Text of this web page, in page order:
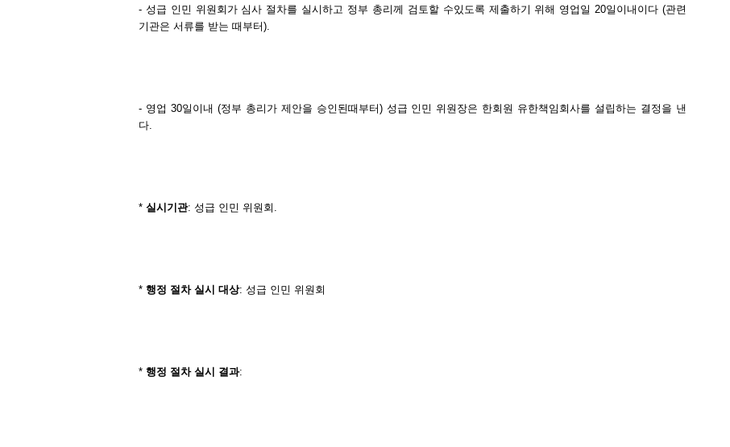
- 성급 인민 위원회가 심사 절차를 실시하고 정부 총리께 검토할 수있도록 제출하기 위해 영업일 20일이내이다 (관련
기관은 서류를 받는 때부터).
- 영업 30일이내 (정부 총리가 제안을 승인된때부터) 성급 인민 위원장은 한회원 유한책임회사를 설립하는 결정을 낸
다.
* 실시기관: 성급 인민 위원회.
* 행정 절차 실시 대상: 성급 인민 위원회
* 행정 절차 실시 결과: